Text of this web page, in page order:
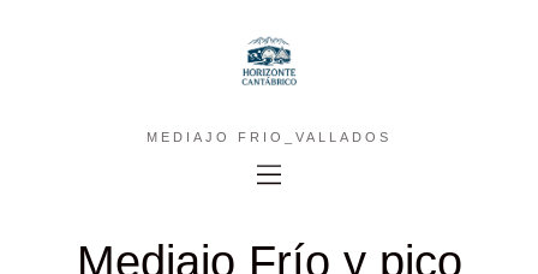
MEDIAJO FRIO_VALLADOS
Mediajo Frío y pico